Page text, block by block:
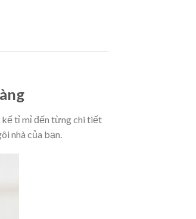
kế tỉ mỉ đến từng chi tiết
nhà của bạn.